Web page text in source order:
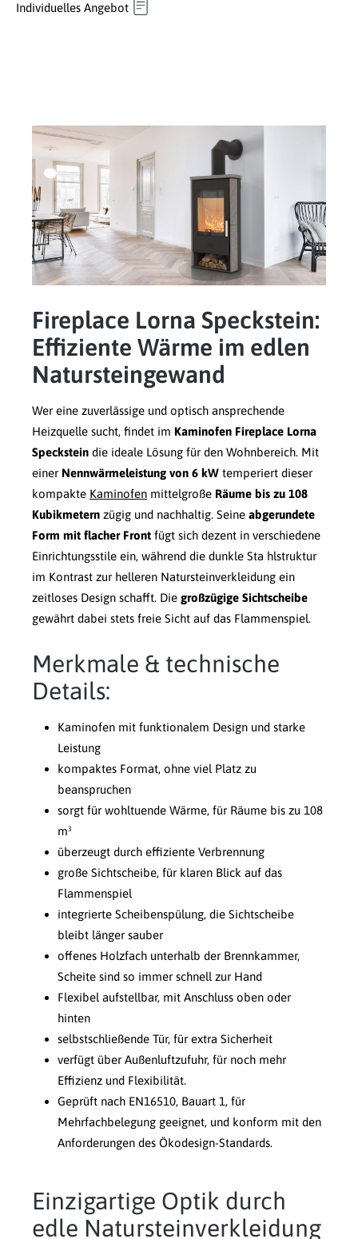
Individuelles Angebot
Fireplace Lorna Speckstein:
Effiziente Wärme im edlen
Natursteingewand
Wer eine zuverlässige und optisch ansprechende
Heizquelle sucht, findet im Kaminofen Fireplace Lorna
Speckstein die ideale Lösung für den Wohnbereich. Mit
einer Nennwärmeleistung von 6 kW temperiert dieser
kompakte Kaminofen mittelgroße Räume bis zu 108
Kubikmetern zügig und nachhaltig. Seine abgerundete
Form mit flacher Front fügt sich dezent in verschiedene
Einrichtungsstile ein, während die dunkle Sta hlstruktur
im Kontrast zur helleren Natursteinverkleidung ein
zeitloses Design schafft. Die großzügige Sichtscheibe
gewährt dabei stets freie Sicht auf das Flammenspiel.
Merkmale & technische
Details:
Kaminofen mit funktionalem Design und starke
Leistung
kompaktes Format, ohne viel Platz zu
beanspruchen
sorgt für wohltuende Wärme, für Räume bis zu 108
m³
überzeugt durch effiziente Verbrennung
große Sichtscheibe, für klaren Blick auf das
Flammenspiel
integrierte Scheibenspülung, die Sichtscheibe
bleibt länger sauber
offenes Holzfach unterhalb der Brennkammer,
Scheite sind so immer schnell zur Hand
Flexibel aufstellbar, mit Anschluss oben oder
hinten
selbstschließende Tür, für extra Sicherheit
verfügt über Außenluftzufuhr, für noch mehr
Effizienz und Flexibilität.
Geprüft nach EN16510, Bauart 1, für
Mehrfachbelegung geeignet, und konform mit den
Anforderungen des Ökodesign-Standards.
Einzigartige Optik durch
edle Natursteinverkleidung